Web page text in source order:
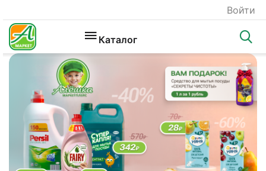
Войти
Каталог